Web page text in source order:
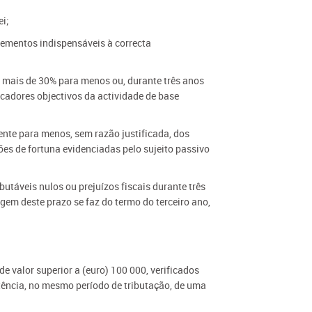
indispensáveis à correcta
de 30% para menos ou, durante três anos
objectivos da actividade de base
para menos, sem razão justificada, dos
de fortuna evidenciadas pelo sujeito passivo
nulos ou prejuízos fiscais durante três
deste prazo se faz do termo do terceiro ano,
valor superior a (euro) 100 000, verificados
no mesmo período de tributação, de uma